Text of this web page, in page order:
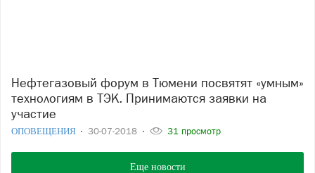
Нефтегазовый форум в Тюмени посвятят «умным»
технологиям в ТЭК. Принимаются заявки на
участие
ОПОВЕЩЕНИЯ 30-07-2018 31 просмотр
Еще новости